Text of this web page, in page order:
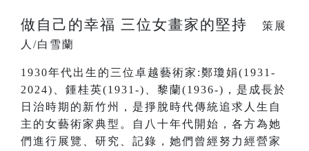
做自己的幸福 三位女畫家的堅持
策展
人/白雪蘭
1930年代出生的三位卓越藝術家:鄭瓊娟(1931-
2024)、鍾桂英(1931-)、黎蘭(1936-)，是成長於
日治時期的新竹州，是掙脫時代傳統追求人生自
主的女藝術家典型。自八十年代開始，各方為她
們進行展覽、研究、記錄，她們曾經努力經營家